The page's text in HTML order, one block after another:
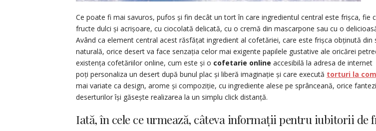
Ce poate fi mai savuros, pufos și fin decât un tort în care ingredientul central este frișca, fie
fructe dulci și acrișoare, cu ciocolată delicată, cu o cremă din mascarpone sau cu o
Având ca element central acest răsfățat ingredient al cofetăriei, care este frișca obținută din
naturală, orice desert va face senzația celor mai exigente papilele gustative ale oricărei
existența cofetăriilor online, cum este și o cofetarie online accesibilă la adresa de internet
poți personaliza un desert după bunul plac și liberă imaginație și care execută torturi la
mai variate ca design, arome și compoziție, cu ingrediente alese pe sprânceană, orice
deserturilor își găsește realizarea la un simplu click distanță.
Iată, în cele ce urmează, câteva informații pentru iubitorii de